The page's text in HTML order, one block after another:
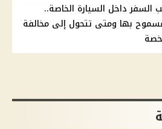
السفر داخل السيارة الخاصة..
بها ومتى تتحول إلى مخالفة